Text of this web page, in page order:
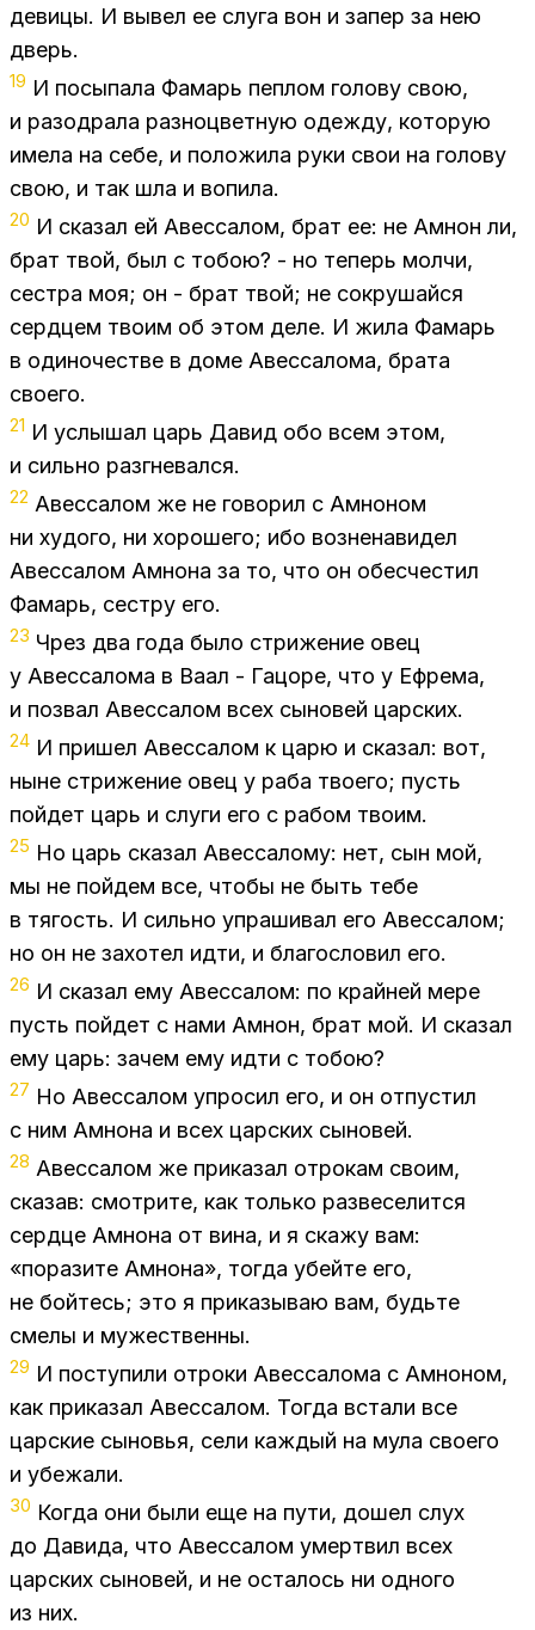
де­ви­цы. И вы­вел ее слу­га вон и за­пер за нею
дверь.
19 И по­сы­па­ла Фа­марь пеп­лом го­ло­ву свою,
и разо­дра­ла раз­но­цвет­ную одеж­ду, ко­то­рую
име­ла на себе, и по­ло­жи­ла руки свои на го­ло­ву
свою, и так шла и во­пи­ла.
20 И ска­зал ей Авес­са­лом, брат ее: не Ам­нон ли,
брат твой, был с то­бою? - но те­перь мол­чи,
сест­ра моя; он - брат твой; не со­кру­шай­ся
серд­цем тво­им об этом деле. И жила Фа­марь
в оди­но­че­стве в доме Авес­са­ло­ма, бра­та
сво­е­го.
21 И услы­шал царь Да­вид обо всем этом,
и силь­но раз­гне­вал­ся.
22 Авес­са­лом же не го­во­рил с Ам­но­ном
ни ху­до­го, ни хо­ро­ше­го; ибо воз­не­на­ви­дел
Авес­са­лом Ам­но­на за то, что он обес­че­стил
Фа­марь, сест­ру его.
23 Чрез два года было стри­же­ние овец
у Авес­са­ло­ма в Ваал - Га­цо­ре, что у Еф­ре­ма,
и по­звал Авес­са­лом всех сы­но­вей цар­ских.
24 И при­шел Авес­са­лом к царю и ска­зал: вот,
ныне стри­же­ние овец у раба тво­е­го; пусть
пой­дет царь и слу­ги его с ра­бом тво­им.
25 Но царь ска­зал Авес­са­ло­му: нет, сын мой,
мы не пой­дем все, что­бы не быть тебе
в тя­гость. И силь­но упра­ши­вал его Авес­са­лом;
но он не за­хо­тел идти, и бла­го­сло­вил его.
26 И ска­зал ему Авес­са­лом: по край­ней мере
пусть пой­дет с нами Ам­нон, брат мой. И ска­зал
ему царь: за­чем ему идти с то­бою?
27 Но Авес­са­лом упро­сил его, и он от­пу­стил
с ним Ам­но­на и всех цар­ских сы­но­вей.
28 Авес­са­лом же при­ка­зал от­ро­кам сво­им,
ска­зав: смот­ри­те, как толь­ко раз­ве­се­лит­ся
серд­це Ам­но­на от вина, и я ска­жу вам:
«по­ра­зи­те Ам­но­на», то­гда убей­те его,
не бой­тесь; это я при­ка­зы­ваю вам, будь­те
сме­лы и му­же­ствен­ны.
29 И по­сту­пи­ли от­ро­ки Авес­са­ло­ма с Ам­но­ном,
как при­ка­зал Авес­са­лом. То­гда вста­ли все
цар­ские сы­но­вья, сели каж­дый на мула сво­е­го
и убе­жа­ли.
30 Ко­гда они были еще на пути, до­шел слух
до Да­ви­да, что Авес­са­лом умерт­вил всех
цар­ских сы­но­вей, и не оста­лось ни од­но­го
из них.